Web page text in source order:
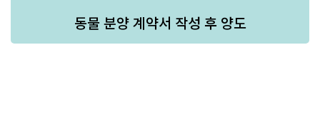
동물 분양 계약서 작성 후 양도